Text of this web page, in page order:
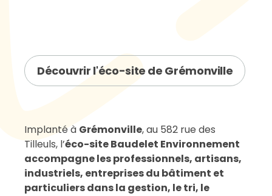
Découvrir l'éco-site de Grémonville
OpenStreetMap
Implanté à Grémonville, au 582 rue des
Tilleuls, l’éco-site Baudelet Environnement
accompagne les professionnels, artisans,
industriels, entreprises du bâtiment et
particuliers dans la gestion, le tri, le